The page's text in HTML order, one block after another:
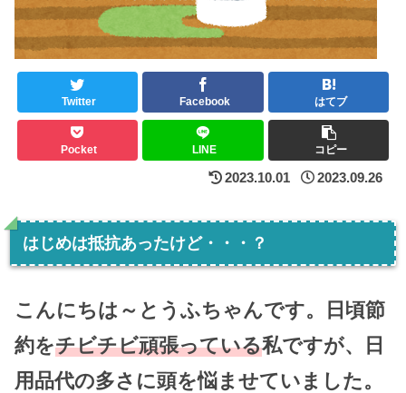
Twitter Facebook はてブ
Pocket LINE コピー
2023.10.01 2023.09.26
はじめは抵抗あったけど・・・？
こんにちは～とうふちゃんです。日頃節
約をチビチビ頑張っている私ですが、日
用品代の多さに頭を悩ませていました。